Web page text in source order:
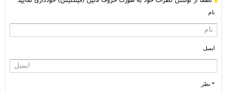
نام
ایمیل
* نظر